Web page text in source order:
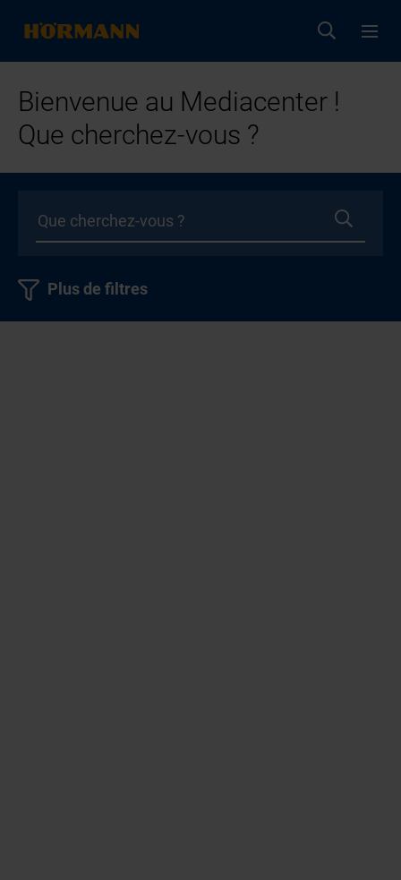
Bienvenue au Mediacenter !
Que cherchez-vous ?
Plus de filtres